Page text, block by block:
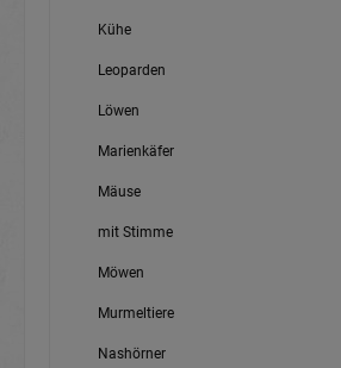
Kühe
Leoparden
Löwen
Marienkäfer
Mäuse
mit Stimme
Möwen
Murmeltiere
Nashörner